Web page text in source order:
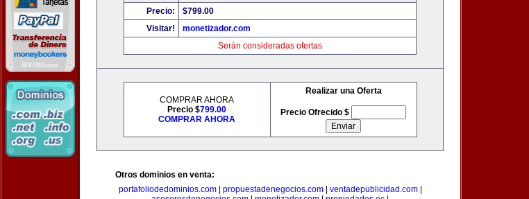
Precio:
$799.00
Visitar!
monetizador.com
Serán consideradas ofertas
COMPRAR AHORA
Precio $799.00
COMPRAR AHORA
Realizar una Oferta
Precio Ofrecido $
Otros dominios en venta:
portafoliodedominios.com| propuestadenegocios.com| ventadepublicidad.com|